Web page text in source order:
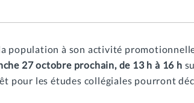
population à son activité
27 octobre prochain, de 13 h à 16 h
pour les études collégiales pourront